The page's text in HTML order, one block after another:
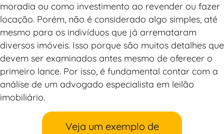
moradia ou como investimento ao revender ou fazer
locação. Porém, não é considerado algo simples, até
mesmo para os indivíduos que já arremataram
diversos imóveis. Isso porque são muitos detalhes que
devem ser examinados antes mesmo de oferecer o
primeiro lance. Por isso, é fundamental contar com a
análise de um advogado especialista em leilão
imobiliário.
Veja um exemplo de